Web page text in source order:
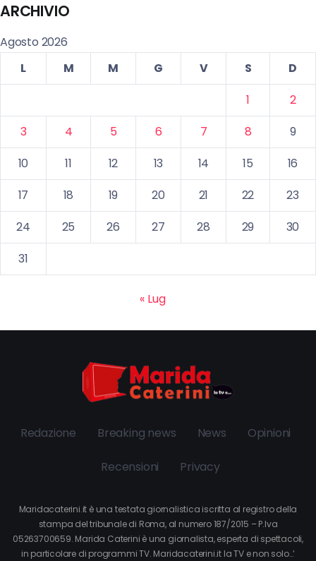
ARCHIVIO
Agosto 2026
L
M M G V S
D
1
2
3
4 5 6 7 8
9
10
11 12 13 14 15
16
17
18 19 20 21 22
23
24
25 26 27 28 29
30
31
« Lug
Redazione Breaking news News Opinioni
Recensioni Privacy
Maridacaterini.it è una testata giornalistica iscritta al registro della
stampa del tribunale di Roma, al numero 187/2015 – P.Iva
05263700659. Marida Caterini è una giornalista, esperta di spettacoli,
in particolare di programmi TV. Maridacaterini.it la TV e non solo…’